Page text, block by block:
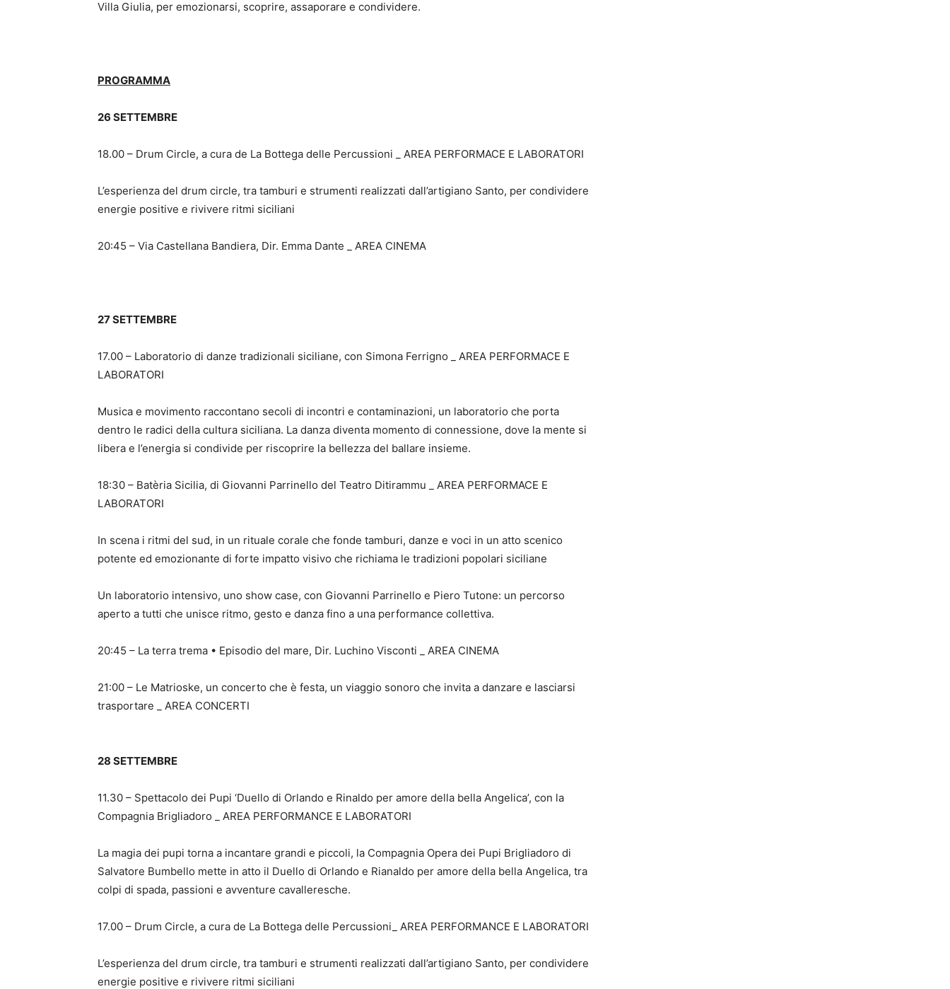
Villa Giulia, per emozionarsi, scoprire, assaporare e condividere.
PROGRAMMA
26 SETTEMBRE
18.00 – Drum Circle, a cura de La Bottega delle Percussioni _ AREA PERFORMACE E LABORATORI
L’esperienza del drum circle, tra tamburi e strumenti realizzati dall’artigiano Santo, per condividere
energie positive e rivivere ritmi siciliani
20:45 – Via Castellana Bandiera, Dir. Emma Dante _ AREA CINEMA
27 SETTEMBRE
17.00 – Laboratorio di danze tradizionali siciliane, con Simona Ferrigno _ AREA PERFORMACE E
LABORATORI
Musica e movimento raccontano secoli di incontri e contaminazioni, un laboratorio che porta
dentro le radici della cultura siciliana. La danza diventa momento di connessione, dove la mente si
libera e l’energia si condivide per riscoprire la bellezza del ballare insieme.
18:30 – Batèria Sicilia, di Giovanni Parrinello del Teatro Ditirammu _ AREA PERFORMACE E
LABORATORI
In scena i ritmi del sud, in un rituale corale che fonde tamburi, danze e voci in un atto scenico
potente ed emozionante di forte impatto visivo che richiama le tradizioni popolari siciliane
Un laboratorio intensivo, uno show case, con Giovanni Parrinello e Piero Tutone: un percorso
aperto a tutti che unisce ritmo, gesto e danza fino a una performance collettiva.
20:45 – La terra trema • Episodio del mare, Dir. Luchino Visconti _ AREA CINEMA
21:00 – Le Matrioske, un concerto che è festa, un viaggio sonoro che invita a danzare e lasciarsi
trasportare _ AREA CONCERTI
28 SETTEMBRE
11.30 – Spettacolo dei Pupi ‘Duello di Orlando e Rinaldo per amore della bella Angelica’, con la
Compagnia Brigliadoro _ AREA PERFORMANCE E LABORATORI
La magia dei pupi torna a incantare grandi e piccoli, la Compagnia Opera dei Pupi Brigliadoro di
Salvatore Bumbello mette in atto il Duello di Orlando e Rianaldo per amore della bella Angelica, tra
colpi di spada, passioni e avventure cavalleresche.
17.00 – Drum Circle, a cura de La Bottega delle Percussioni_ AREA PERFORMANCE E LABORATORI
L’esperienza del drum circle, tra tamburi e strumenti realizzati dall’artigiano Santo, per condividere
energie positive e rivivere ritmi siciliani